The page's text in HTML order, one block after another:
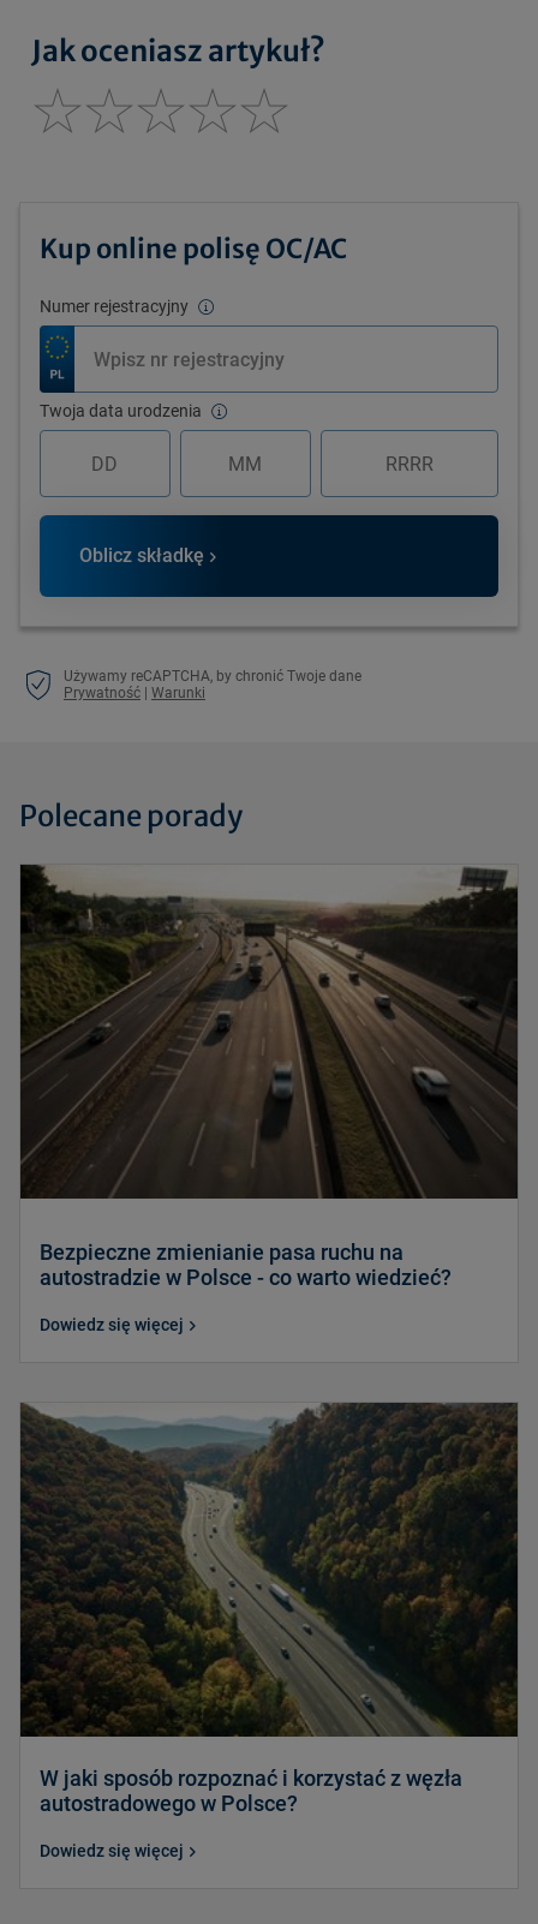
Jak oceniasz artykuł?
Kup online polisę OC/AC
Numer rejestracyjny
Twoja data urodzenia
Oblicz składkę
Używamy reCAPTCHA, by chronić Twoje dane
Prywatność
Warunki
Polecane porady
Bezpieczne zmienianie pasa ruchu na
autostradzie w Polsce - co warto wiedzieć?
Dowiedz się więcej
W jaki sposób rozpoznać i korzystać z węzła
autostradowego w Polsce?
Dowiedz się więcej